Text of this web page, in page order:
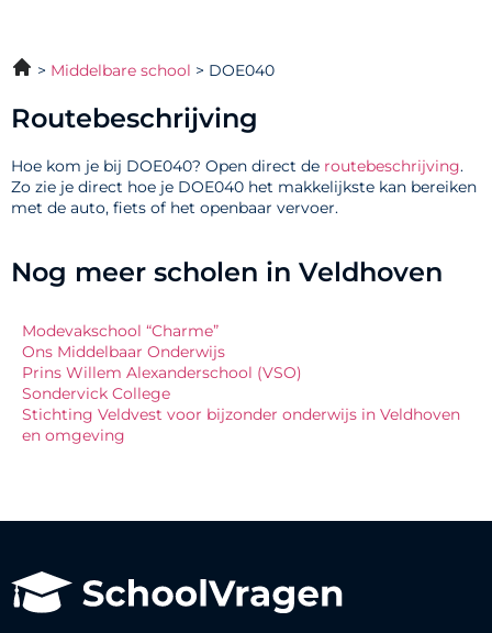
Middelbare school DOE040
Routebeschrijving
Hoe kom je bij DOE040? Open direct de routebeschrijving.
Zo zie je direct hoe je DOE040 het makkelijkste kan bereiken
met de auto, fiets of het openbaar vervoer.
Nog meer scholen in Veldhoven
Modevakschool “Charme”
Ons Middelbaar Onderwijs
Prins Willem Alexanderschool (VSO)
Sondervick College
Stichting Veldvest voor bijzonder onderwijs in Veldhoven
en omgeving